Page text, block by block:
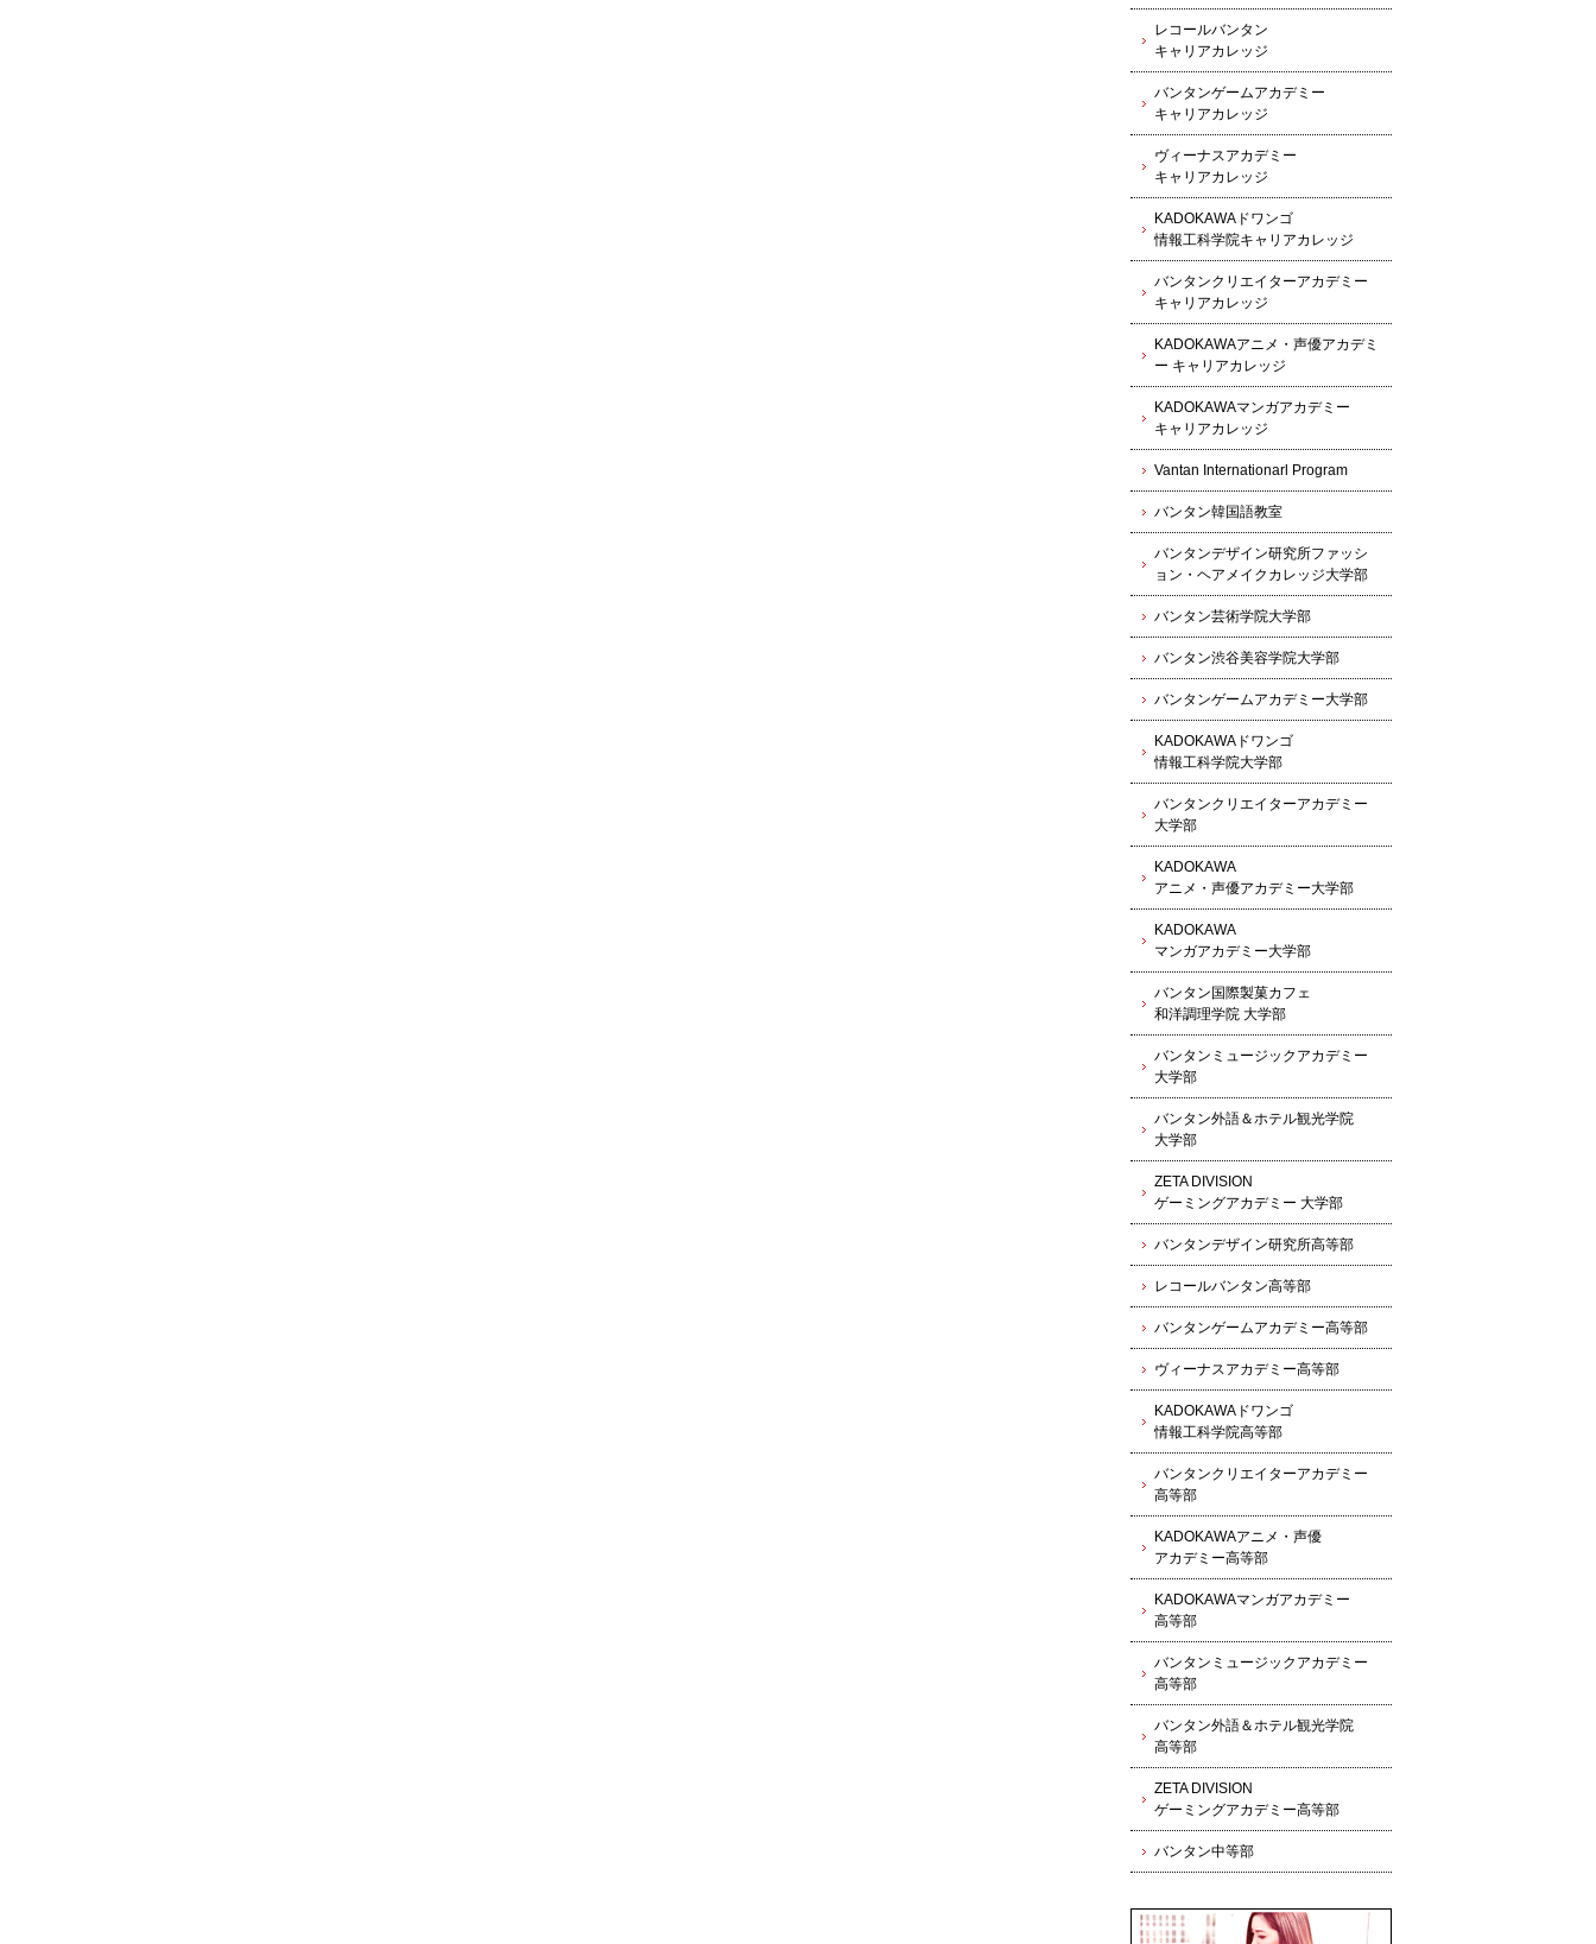
レコールバンタン
キャリアカレッジ
バンタンゲームアカデミー
キャリアカレッジ
ヴィーナスアカデミー
キャリアカレッジ
KADOKAWAドワンゴ
情報工科学院キャリアカレッジ
バンタンクリエイターアカデミー
キャリアカレッジ
KADOKAWAアニメ・声優アカデミ
ー キャリアカレッジ
KADOKAWAマンガアカデミー
キャリアカレッジ
Vantan Internationarl Program
バンタン韓国語教室
バンタンデザイン研究所ファッシ
ョン・ヘアメイクカレッジ大学部
バンタン芸術学院大学部
バンタン渋谷美容学院大学部
バンタンゲームアカデミー大学部
KADOKAWAドワンゴ
情報工科学院大学部
バンタンクリエイターアカデミー
大学部
KADOKAWA
アニメ・声優アカデミー大学部
KADOKAWA
マンガアカデミー大学部
バンタン国際製菓カフェ
和洋調理学院 大学部
バンタンミュージックアカデミー
大学部
バンタン外語＆ホテル観光学院
大学部
ZETA DIVISION
ゲーミングアカデミー 大学部
バンタンデザイン研究所高等部
レコールバンタン高等部
バンタンゲームアカデミー高等部
ヴィーナスアカデミー高等部
KADOKAWAドワンゴ
情報工科学院高等部
バンタンクリエイターアカデミー
高等部
KADOKAWAアニメ・声優
アカデミー高等部
KADOKAWAマンガアカデミー
高等部
バンタンミュージックアカデミー
高等部
バンタン外語＆ホテル観光学院
高等部
ZETA DIVISION
ゲーミングアカデミー高等部
バンタン中等部